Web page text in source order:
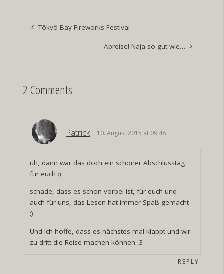
Tôkyô Bay Fireworks Festival
Abreise! Naja so gut wie…
2 Comments
Patrick 10. August 2015 at 09:48
uh, dann war das doch ein schöner Abschlusstag
für euch :)
schade, dass es schon vorbei ist, für euch und
auch für uns, das Lesen hat immer Spaß gemacht
:)
Und ich hoffe, dass es nächstes mal klappt und wir
zu dritt die Reise machen können :3
REPLY